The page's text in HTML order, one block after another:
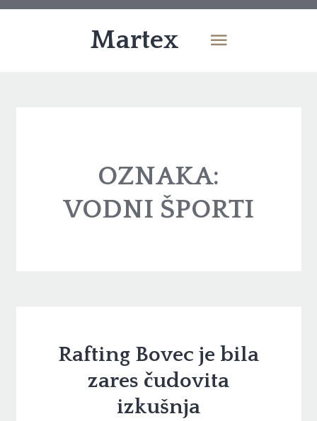
Martex
OZNAKA:
VODNI ŠPORTI
Rafting Bovec je bila
zares čudovita
izkušnja